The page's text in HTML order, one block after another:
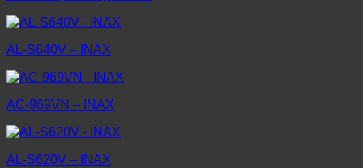
AL-S640V – INAX
AC-969VN – INAX
AL-S620V – INAX